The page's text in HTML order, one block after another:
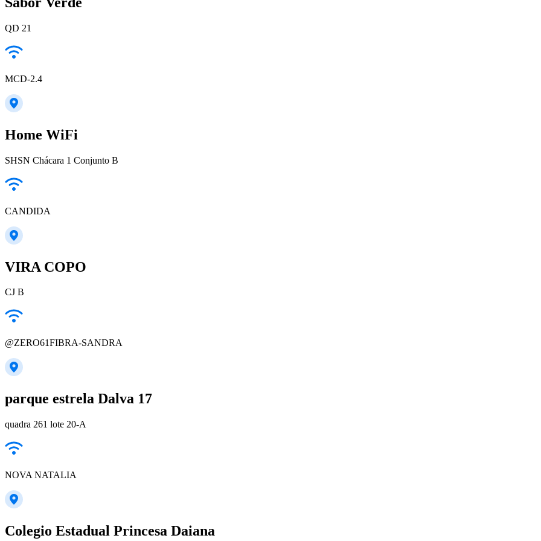
QD 21
MCD-2.4
Home WiFi
SHSN Chácara 1 Conjunto B
CANDIDA
VIRA COPO
CJ B
@ZERO61FIBRA-SANDRA
parque estrela Dalva 17
quadra 261 lote 20-A
NOVA NATALIA
Colegio Estadual Princesa Daiana